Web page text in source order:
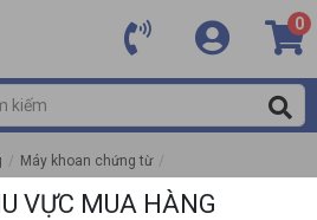
0
/ Máy khoan chứng từ /
VỰC MUA HÀNG